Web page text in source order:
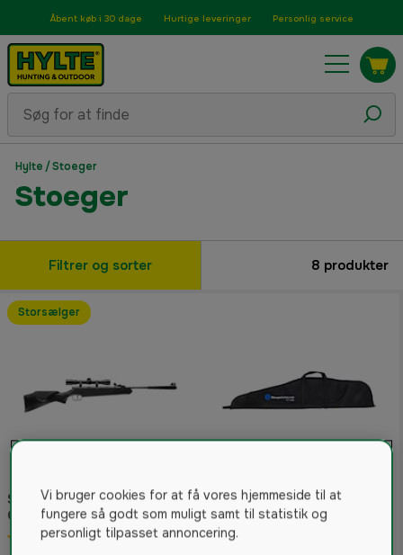
Åbent køb i 30 dage Hurtige leveringer Personlig service
Hylte /Stoeger
Stoeger
Filtrer og sorter 8 produkter
Stoeger Luftgevær X5
Combo Syntetisk
4.8(4)
Storsælger
Stoeger Våbentaske
Vi bruger cookies for at få vores hjemmeside til at
fungere så godt som muligt samt til statistik og
personligt tilpasset annoncering.